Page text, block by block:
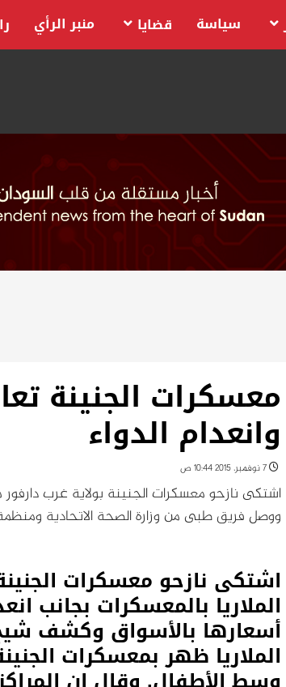
سياسة قضايا منبر الرأي
معسكرات الجنينة
وانعدام الدواء
7 نوفمبر، 2015 10:44 ص
اشتكى نازحو معسكرات الجنينة بولاية غرب دارفور
ووصل فريق طبى من وزارة الصحة الاتحادية
اشتكى نازحو معسكرات
الملاريا بالمعسكرات بجانب
أسعارها بالأسواق وكشف
الملاريا ظهر بمعسكرات